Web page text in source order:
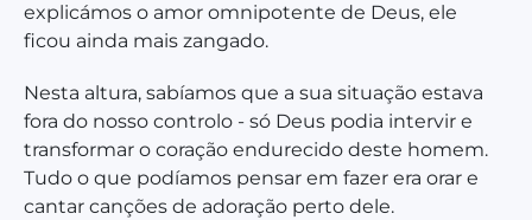
explicámos o amor omnipotente de Deus, ele
ficou ainda mais zangado.
Nesta altura, sabíamos que a sua situação estava
fora do nosso controlo - só Deus podia intervir e
transformar o coração endurecido deste homem.
Tudo o que podíamos pensar em fazer era orar e
cantar canções de adoração perto dele.